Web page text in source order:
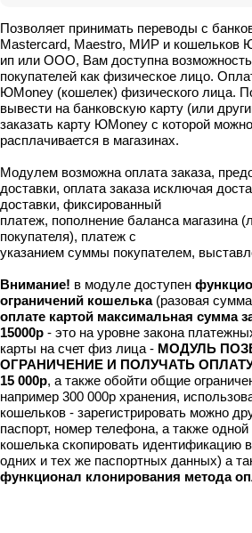
Позволяет принимать переводы с
Mastercard, Maestro, МИР и кошельков
ип или ООО, Вам доступна возможность
покупателей как физическое лицо.
ЮMoney (кошелек) физического лица.
вывести на банковскую карту (или
заказать карту ЮMoney с которой
расплачивается в магазинах.
Модулем возможна оплата заказа,
доставки, оплата заказа исключая
доставки, фиксированный
платеж, пополнение баланса магазина
покупателя), платеж с
указанием суммы покупателем,
Внимание! в модуле доступен
ограничений кошелька(разовая
оплате картой максимальная сумма
15000р - это на уровне закона
карты на счет физ лица - МОДУЛЬ
ОГРАНИЧЕНИЕ И ПОЛУЧАТЬ
15 000р, а также обойти общие
например 300 000р хранения,
кошельков - зарегистрировать можно
паспорт, номер телефона, а также одной
кошелька скопировать идентификацию
одних и тех же паспортных данных) а
функционал клонирования метода